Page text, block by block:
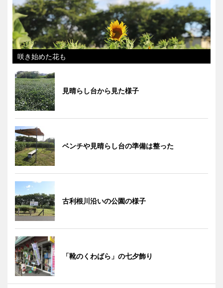
咲き始めた花も
見晴らし台から見た様子
ベンチや見晴らし台の準備は整った
古利根川沿いの公園の様子
「靴のくわばら」の七夕飾り